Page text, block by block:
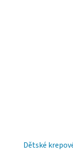
Dětské